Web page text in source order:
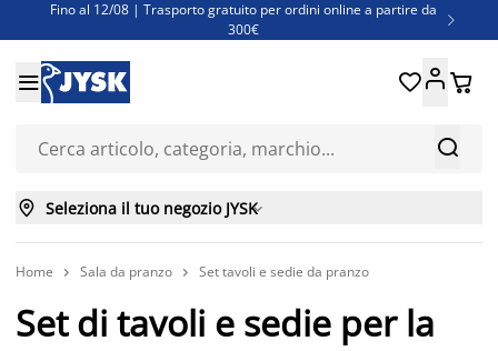
Fino al 12/08 | Trasporto gratuito per ordini online a partire da
300€

Super offerte d'estate | Oltre 1.500 articoli fino al 70%
Finanziamenti - Scegli il piano di rimborso più adatto a te


 
 Seleziona il tuo negozio JYSK
Home  Sala da pranzo  Set tavoli e sedie da pranzo
Set di tavoli e sedie per la